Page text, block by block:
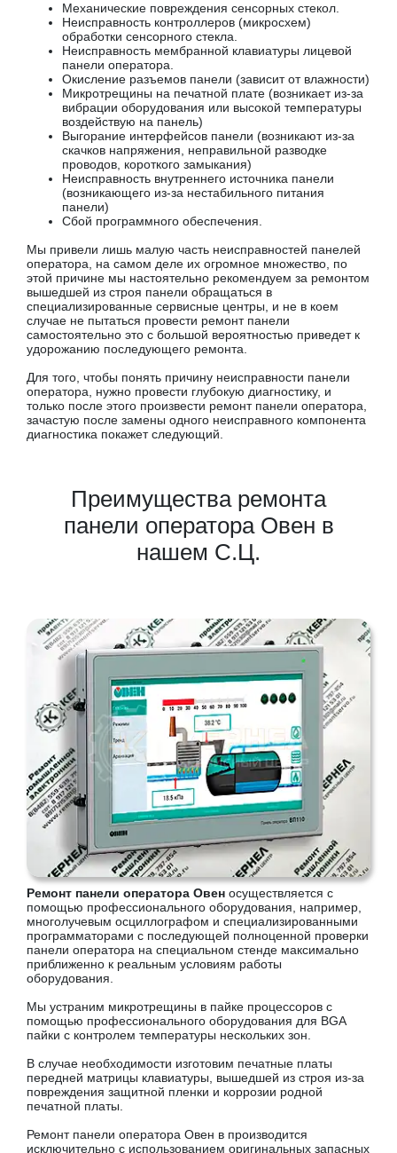
Механические повреждения сенсорных стекол.
Неисправность контроллеров (микросхем)
обработки сенсорного стекла.
Неисправность мембранной клавиатуры лицевой
панели оператора.
Окисление разъемов панели (зависит от влажности)
Микротрещины на печатной плате (возникает из-за
вибрации оборудования или высокой температуры
воздействую на панель)
Выгорание интерфейсов панели (возникают из-за
скачков напряжения, неправильной разводке
проводов, короткого замыкания)
Неисправность внутреннего источника панели
(возникающего из-за нестабильного питания
панели)
Сбой программного обеспечения.
Мы привели лишь малую часть неисправностей панелей
оператора, на самом деле их огромное множество, по
этой причине мы настоятельно рекомендуем за ремонтом
вышедшей из строя панели обращаться в
специализированные сервисные центры, и не в коем
случае не пытаться провести ремонт панели
самостоятельно это с большой вероятностью приведет к
удорожанию последующего ремонта.
Для того, чтобы понять причину неисправности панели
оператора, нужно провести глубокую диагностику, и
только после этого произвести ремонт панели оператора,
зачастую после замены одного неисправного компонента
диагностика покажет следующий.
Преимущества ремонта
панели оператора Овен в
нашем С.Ц.
Ремонт панели оператора Овен осуществляется с
помощью профессионального оборудования, например,
многолучевым осциллографом и специализированными
программаторами с последующей полноценной проверки
панели оператора на специальном стенде максимально
приближенно к реальным условиям работы
оборудования.
Мы устраним микротрещины в пайке процессоров с
помощью профессионального оборудования для BGA
пайки с контролем температуры нескольких зон.
В случае необходимости изготовим печатные платы
передней матрицы клавиатуры, вышедшей из строя из-за
повреждения защитной пленки и коррозии родной
печатной платы.
Ремонт панели оператора Овен в производится
исключительно с использованием оригинальных запасных